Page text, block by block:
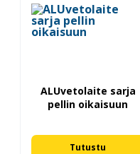
ALUvetolaite sarja
pellin oikaisuun
Tutustu